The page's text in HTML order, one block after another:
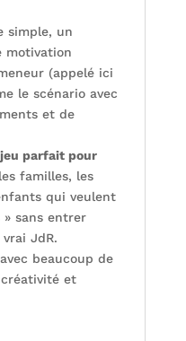
simple, un
motivation
(appelé ici
le scénario avec
et de
jeu parfait pour
familles, les
qui veulent
» sans entrer
JdR.
beaucoup de
créativité et